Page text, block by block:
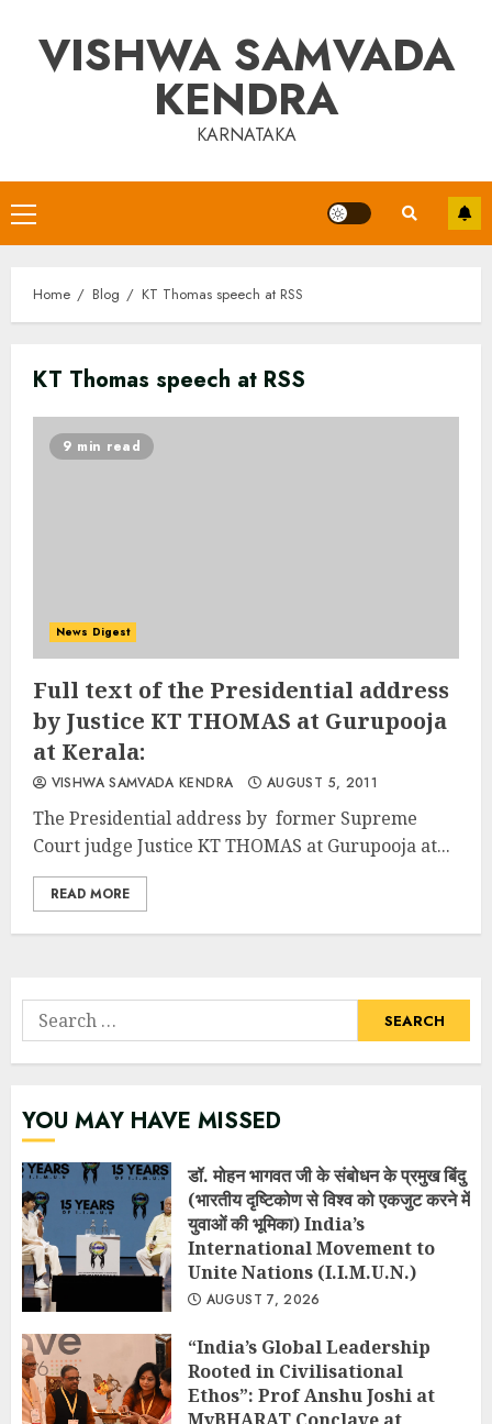
contentVISHWA SAMVADA
KENDRA
KARNATAKA
Primary
Menu
Home Blog KT Thomas speech at RSS
KT Thomas speech at RSS
9 min read
News Digest
Full text of the Presidential address
by Justice KT THOMAS at Gurupooja
at Kerala:
VISHWA SAMVADA KENDRA AUGUST 5, 2011
The Presidential address by former Supreme
Court judge Justice KT THOMAS at Gurupooja at...
READ MORE
Search
for:
YOU MAY HAVE MISSED
डॉ. मोहन भागवत जी के संबोधन के प्रमुख बिंदु
(भारतीय दृष्टिकोण से विश्व को एकजुट करने में
युवाओं की भूमिका) India’s
International Movement to
Unite Nations (I.I.M.U.N.)
AUGUST 7, 2026
“India’s Global Leadership
Rooted in Civilisational
Ethos”: Prof Anshu Joshi at